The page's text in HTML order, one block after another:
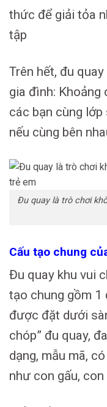
thức để giải tỏa
tập
Trên hết, đu
gia đình: Khoảng
các bạn cùng
nếu cùng bên
Đu quay là trò chơi
Cấu tạo chung
Đu quay khu vui
tạo chung gồm 1
được đặt dưới
chóp” đu quay,
dạng, mẫu mã,
như con gấu,